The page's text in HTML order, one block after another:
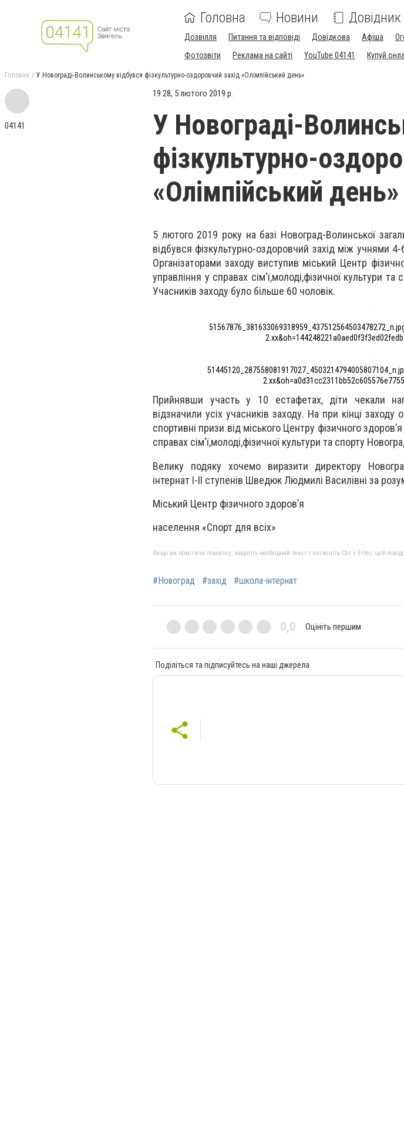
Головна Новини Довідник
Дозвілля Питання та відповіді Довідкова Афіша
Фотозвіти
Реклама на сайті YouTube 04141 Купуй
Головна У Новограді-Волинському відбувся фізкультурно-оздоровчий захід «Олімпійський день»
04141
19:28, 5 лютого 2019 р.
У Новограді-
фізкультурно-
«Олімпійський день»
5 лютого 2019 року на базі Новоград-Волинської
відбувся фізкультурно-оздоровчий захід між учнями
Організаторами заходу виступив міський Центр
управління у справах сім'ї,молоді,фізичної культури
Учасників заходу було більше 60 чоловік.
Прийнявши участь у 10 естафетах, діти чекали
відзначили усіх учасників заходу. На при кінці заходу
спортивні призи від міського Центру фізичного
справах сім'ї,молоді,фізичної культури та спорту
Велику подяку хочемо виразити директору
інтернат І-ІІ ступенів Шведюк Людмилі Василівні за
Міський Центр фізичного здоров’я
населення «Спорт для всіх»
Якщо ви помітили помилку, виділіть необхідний текст і натисніть Ctrl + Enter, щоб
#Новоград #захід #школа-інтернат
0,0 Оцініть першим
Поділіться та підписуйтесь на наші джерела